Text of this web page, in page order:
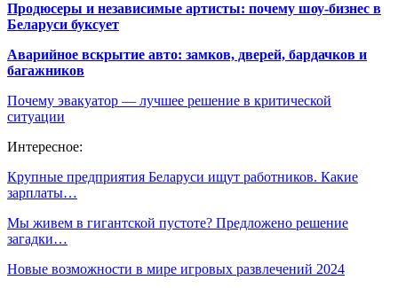
Продюсеры и независимые артисты: почему шоу-бизнес в
Беларуси буксует
Аварийное вскрытие авто: замков, дверей, бардачков и
багажников
Почему эвакуатор — лучшее решение в критической
ситуации
Интересное:
Крупные предприятия Беларуси ищут работников. Какие
зарплаты…
Мы живем в гигантской пустоте? Предложено решение
загадки…
Новые возможности в мире игровых развлечений 2024